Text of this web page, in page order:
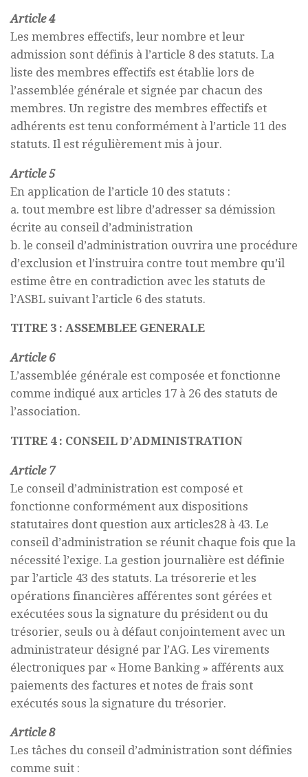
Article 4
Les membres effectifs, leur nombre et leur
admission sont définis à l’article 8 des statuts. La
liste des membres effectifs est établie lors de
l’assemblée générale et signée par chacun des
membres. Un registre des membres effectifs et
adhérents est tenu conformément à l’article 11 des
statuts. Il est régulièrement mis à jour.
Article 5
En application de l’article 10 des statuts :
a. tout membre est libre d’adresser sa démission
écrite au conseil d’administration
b. le conseil d’administration ouvrira une procédure
d’exclusion et l’instruira contre tout membre qu’il
estime être en contradiction avec les statuts de
l’ASBL suivant l’article 6 des statuts.
TITRE 3 : ASSEMBLEE GENERALE
Article 6
L’assemblée générale est composée et fonctionne
comme indiqué aux articles 17 à 26 des statuts de
l’association.
TITRE 4 : CONSEIL D’ADMINISTRATION
Article 7
Le conseil d’administration est composé et
fonctionne conformément aux dispositions
statutaires dont question aux articles28 à 43. Le
conseil d’administration se réunit chaque fois que la
nécessité l’exige. La gestion journalière est définie
par l’article 43 des statuts. La trésorerie et les
opérations financières afférentes sont gérées et
exécutées sous la signature du président ou du
trésorier, seuls ou à défaut conjointement avec un
administrateur désigné par l’AG. Les virements
électroniques par « Home Banking » afférents aux
paiements des factures et notes de frais sont
exécutés sous la signature du trésorier.
Article 8
Les tâches du conseil d’administration sont définies
comme suit :